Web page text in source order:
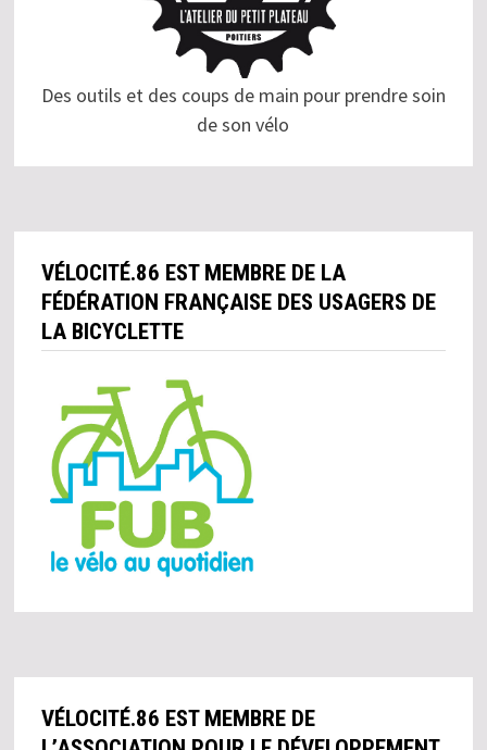
Des outils et des coups de main pour prendre soin
de son vélo
VÉLOCITÉ.86 EST MEMBRE DE LA
FÉDÉRATION FRANÇAISE DES USAGERS DE
LA BICYCLETTE
VÉLOCITÉ.86 EST MEMBRE DE